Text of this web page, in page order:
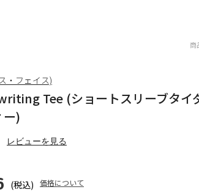
Tee (ショートスリーブタイ
ー)
レビューを見る
(税込) 価格について
商
・フェイス)